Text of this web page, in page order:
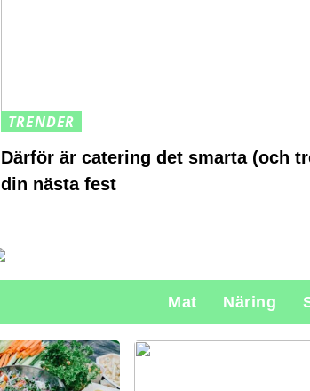
TRENDER
Därför är catering det smarta (och
din nästa fest
Mat Näring